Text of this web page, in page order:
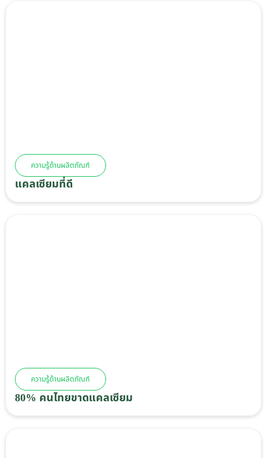
ความรู้ด้านผลิตภัณฑ์
แคลเซียมที่ดี
ความรู้ด้านผลิตภัณฑ์
80% คนไทยขาดแคลเซียม